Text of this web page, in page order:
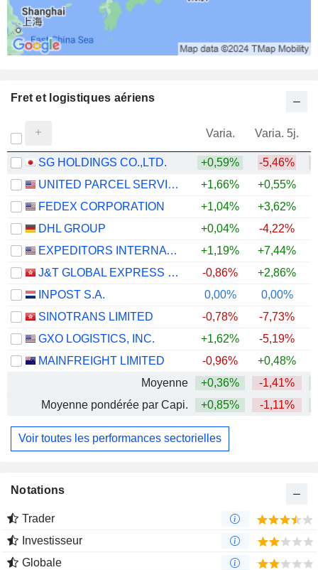
HIROGIN HOLDINGS, INC.
190 000
2 M $
0,03%
2 M $
NISHI-NIPPON FINANCIAL HOLDINGS, INC. 0,05%
0,05%
2 M $
Fret et logistiques aériens
Varia. Varia. 5j.
SG HOLDINGS CO.,LTD. +0,59% -5,46%
UNITED PARCEL SERVICE, INC.
+1,66% +0,55%
FEDEX CORPORATION
+1,04% +3,62%
DHL GROUP
+0,04% -4,22%
EXPEDITORS INTERNATIONAL OF WASHINGTON INC.
+1,19% +7,44%
J&T GLOBAL EXPRESS LIMITED
-0,86% +2,86%
INPOST S.A.
0,00% 0,00%
SINOTRANS LIMITED
-0,78% -7,73%
GXO LOGISTICS, INC.
+1,62% -5,19%
MAINFREIGHT LIMITED
-0,96% +0,48%
Moyenne
+0,36% -1,41%
Moyenne pondérée par Capi.
+0,85% -1,11%
Voir toutes les performances sectorielles
Notations
Trader
Investisseur
Globale